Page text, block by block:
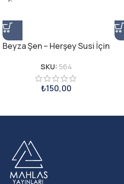
Beyza Şen – Herşey Susi İçin
SKU: 564
₺150,00